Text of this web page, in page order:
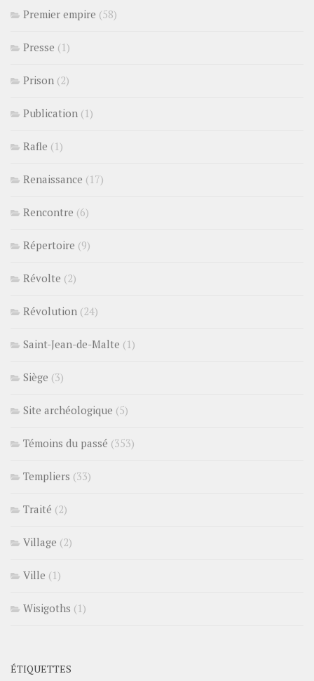
Premier empire (58)
Presse (1)
Prison (2)
Publication (1)
Rafle (1)
Renaissance (17)
Rencontre (6)
Répertoire (9)
Révolte (2)
Révolution (24)
Saint-Jean-de-Malte (1)
Siège (3)
Site archéologique (5)
Témoins du passé (353)
Templiers (33)
Traité (2)
Village (2)
Ville (1)
Wisigoths (1)
ÉTIQUETTES